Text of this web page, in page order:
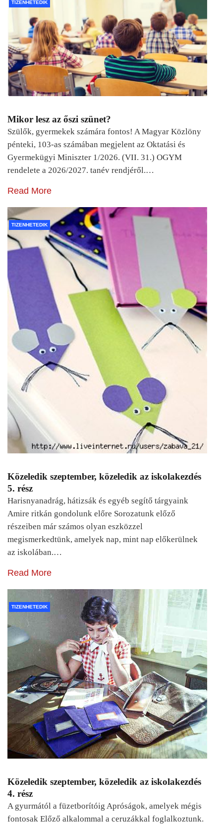
TIZENHETEDIK
Mikor lesz az őszi szünet?
Szülők, gyermekek számára fontos! A Magyar Közlöny
pénteki, 103-as számában megjelent az Oktatási és
Gyermekügyi Miniszter 1/2026. (VII. 31.) OGYM
rendelete a 2026/2027. tanév rendjéről.…
Read More
TIZENHETEDIK
Közeledik szeptember, közeledik az iskolakezdés
5. rész
Harisnyanadrág, hátizsák és egyéb segítő tárgyaink
Amire ritkán gondolunk előre Sorozatunk előző
részeiben már számos olyan eszközzel
megismerkedtünk, amelyek nap, mint nap előkerülnek
az iskolában.…
Read More
TIZENHETEDIK
Közeledik szeptember, közeledik az iskolakezdés
4. rész
A gyurmától a füzetborítóig Apróságok, amelyek mégis
fontosak Előző alkalommal a ceruzákkal foglalkoztunk.